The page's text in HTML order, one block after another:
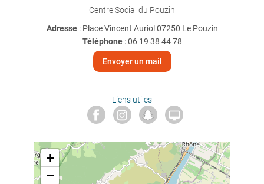
Centre Social du Pouzin
Adresse : Place Vincent Auriol 07250 Le Pouzin
Téléphone:06 19 38 44 78
Envoyer un mail
Liens utiles

+
−